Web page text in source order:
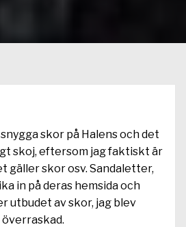
skor på Halens och det
skoj, eftersom jag faktiskt är
gäller skor osv. Sandaletter,
in på deras hemsida och
utbudet av skor, jag blev
överraskad.